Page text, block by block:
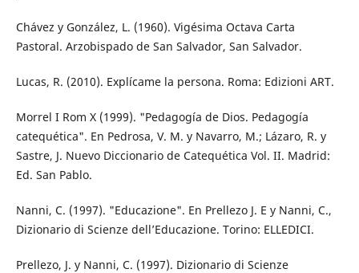
Chávez y González, L. (1960). Vigésima Octava Carta
Pastoral. Arzobispado de San Salvador, San Salvador.
Lucas, R. (2010). Explícame la persona. Roma: Edizioni ART.
Morrel I Rom X (1999). "Pedagogía de Dios. Pedagogía
catequética". En Pedrosa, V. M. y Navarro, M.; Lázaro, R. y
Sastre, J. Nuevo Diccionario de Catequética Vol. II. Madrid:
Ed. San Pablo.
Nanni, C. (1997). "Educazione". En Prellezo J. E y Nanni, C.,
Dizionario di Scienze dell’Educazione. Torino: ELLEDICI.
Prellezo, J. y Nanni, C. (1997). Dizionario di Scienze